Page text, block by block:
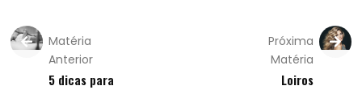
Matéria
Anterior
5 dicas para
Próxima
Matéria
Loiros